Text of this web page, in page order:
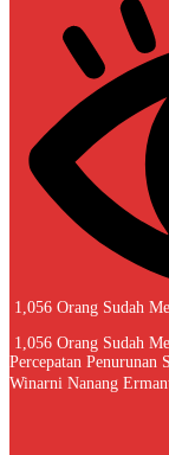
1,056 Orang Sudah
1,056 Orang Sudah
Percepatan
Winarni Nanang